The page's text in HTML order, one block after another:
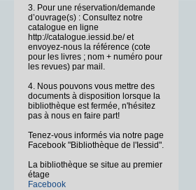
3. Pour une réservation/demande
d’ouvrage(s) : Consultez notre
catalogue en ligne
http://catalogue.iessid.be/ et
envoyez-nous la référence (cote
pour les livres ; nom + numéro pour
les revues) par mail.
4. Nous pouvons vous mettre des
documents à disposition lorsque la
bibliothèque est fermée, n'hésitez
pas à nous en faire part!
Tenez-vous informés via notre page
Facebook "Bibliothèque de l'Iessid".
La bibliothèque se situe au premier
étage
Facebook